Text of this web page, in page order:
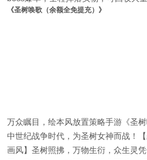
《圣树唤歌（余额全免提充）》
万众瞩目，绘本风放置策略手游《圣
中世纪战争时代，为圣树女神而战！
画风】圣树照拂，万物生衍，众生灵